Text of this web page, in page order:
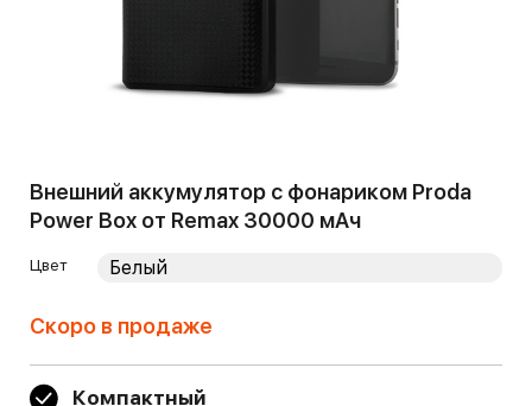
Внешний аккумулятор с фонариком Proda
Power Box от Remax 30000 мАч
Цвет
Скоро в продаже
Компактный